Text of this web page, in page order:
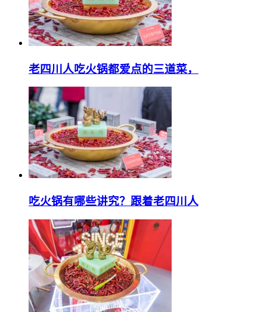
老四川人吃火锅都爱点的三道菜，
吃火锅有哪些讲究？跟着老四川人